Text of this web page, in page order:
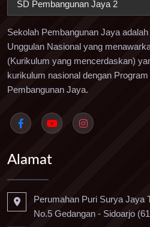
SD Pembangunan Jaya 2
Sekolah Pembangunan Jaya
Unggulan Nasional yang
(Kurikulum yang mencerdaskan)
kurikulum nasional dengan
Pembangunan Jaya.
Alamat
Perumahan Puri Surya Jaya
No.5 Gedangan - Sidoarjo